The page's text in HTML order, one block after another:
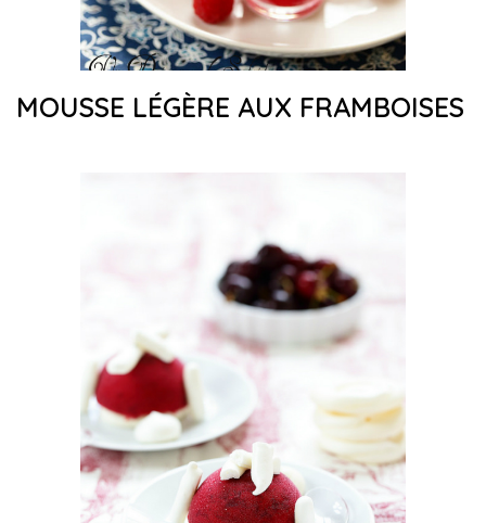
MOUSSE LÉGÈRE AUX FRAMBOISES